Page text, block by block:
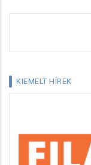
KIEMELT HÍREK